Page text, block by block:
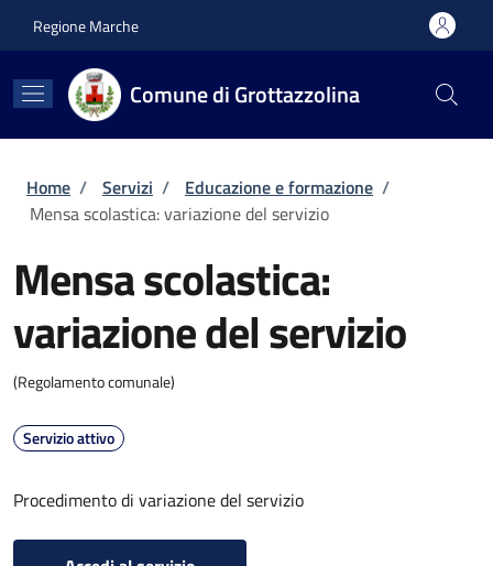
Regione Marche
Comune di Grottazzolina
Briciole di pane
Home / Servizi / Educazione e formazione /
Mensa scolastica: variazione del servizio
Mensa scolastica:
variazione del servizio
(Regolamento comunale)
Servizio attivo
Procedimento di variazione del servizio